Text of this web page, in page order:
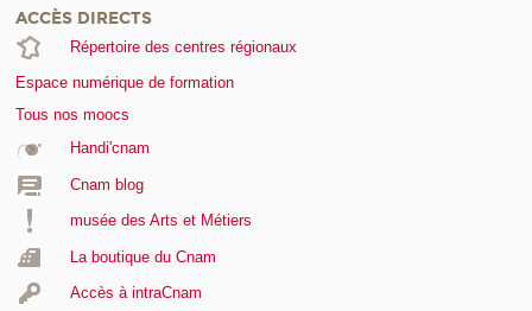
ACCÈS DIRECTS
Répertoire des centres régionaux
Espace numérique de formation
Tous nos moocs
Handi'cnam
Cnam blog
musée des Arts et Métiers
La boutique du Cnam
Accès à intraCnam